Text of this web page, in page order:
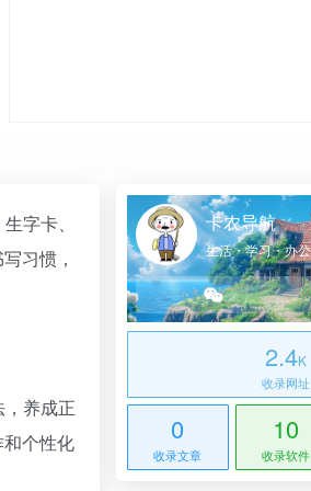
字卡、
习惯，
养成正
个性化
卡农导航
2.4K
收录网址
0
收录文章
10
收录软件